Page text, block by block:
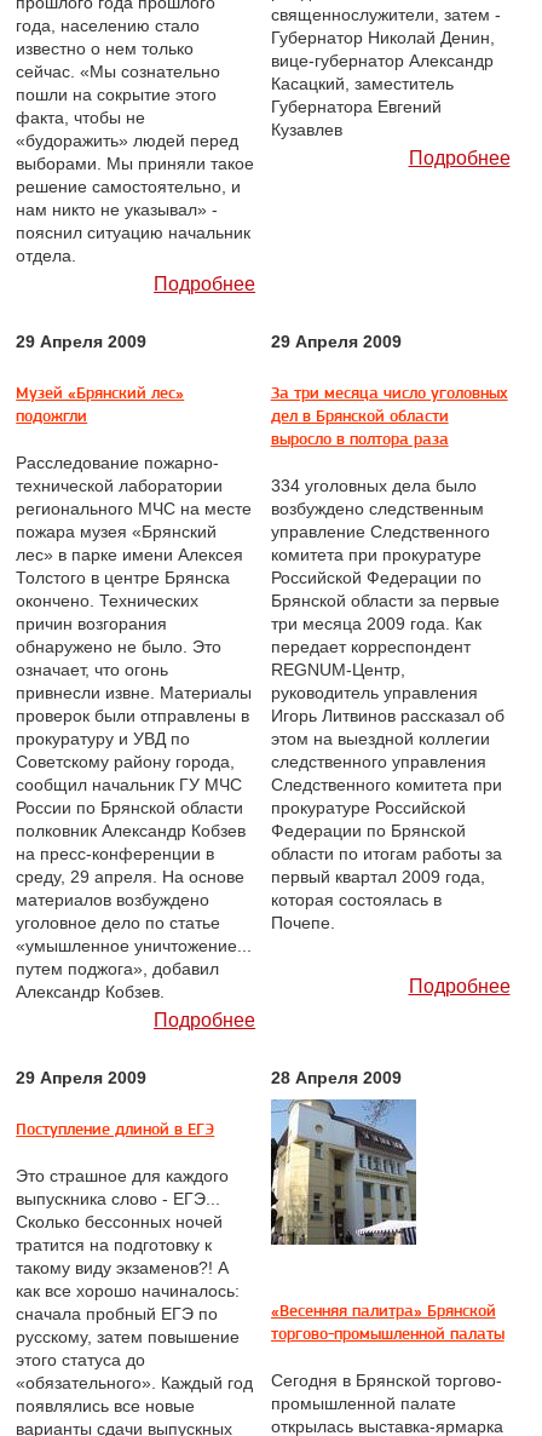
года, населению стало
известно о нем только
сейчас. «Мы сознательно
пошли на сокрытие этого
факта, чтобы не
«будоражить» людей перед
выборами. Мы приняли такое
решение самостоятельно, и
нам никто не указывал» -
пояснил ситуацию начальник
отдела.
Подробнее
священнослужители, затем -
Губернатор Николай Денин,
вице-губернатор Александр
Касацкий, заместитель
Губернатора Евгений
Кузавлев
Подробнее
29 Апреля 2009
Музей «Брянский лес»
подожгли
Расследование пожарно-
технической лаборатории
регионального МЧС на месте
пожара музея «Брянский
лес» в парке имени Алексея
Толстого в центре Брянска
окончено. Технических
причин возгорания
обнаружено не было. Это
означает, что огонь
привнесли извне. Материалы
проверок были отправлены в
прокуратуру и УВД по
Советскому району города,
сообщил начальник ГУ МЧС
России по Брянской области
полковник Александр Кобзев
на пресс-конференции в
среду, 29 апреля. На основе
материалов возбуждено
уголовное дело по статье
«умышленное уничтожение...
путем поджога», добавил
Александр Кобзев.
Подробнее
29 Апреля 2009
За три месяца число уголовных
дел в Брянской области
выросло в полтора раза
334 уголовных дела было
возбуждено следственным
управление Следственного
комитета при прокуратуре
Российской Федерации по
Брянской области за первые
три месяца 2009 года. Как
передает корреспондент
REGNUM-Центр,
руководитель управления
Игорь Литвинов рассказал об
этом на выездной коллегии
следственного управления
Следственного комитета при
прокуратуре Российской
Федерации по Брянской
области по итогам работы за
первый квартал 2009 года,
которая состоялась в
Почепе.
Подробнее
29 Апреля 2009
Поступление длиной в ЕГЭ
Это страшное для каждого
выпускника слово - ЕГЭ...
Сколько бессонных ночей
тратится на подготовку к
такому виду экзаменов?! А
как все хорошо начиналось:
сначала пробный ЕГЭ по
русскому, затем повышение
этого статуса до
«обязательного». Каждый год
появлялись все новые
варианты сдачи выпускных
28 Апреля 2009
«Весенняя палитра» Брянской
торгово-промышленной палаты
Сегодня в Брянской торгово-
промышленной палате
открылась выставка-ярмарка